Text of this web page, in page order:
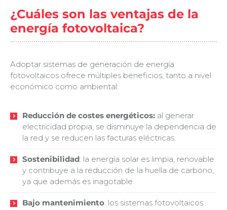
¿Cuáles son las ventajas de la
energía fotovoltaica?
Adoptar sistemas de generación de energía
fotovoltaicos ofrece múltiples beneficios, tanto a nivel
económico como ambiental:
Reducción de costes energéticos: al generar
electricidad propia, se disminuye la dependencia de
la red y se reducen las facturas eléctricas.
Sostenibilidad: la energía solar es limpia, renovable
y contribuye a la reducción de la huella de carbono,
ya que además es inagotable.
Bajo mantenimiento: los sistemas fotovoltaicos